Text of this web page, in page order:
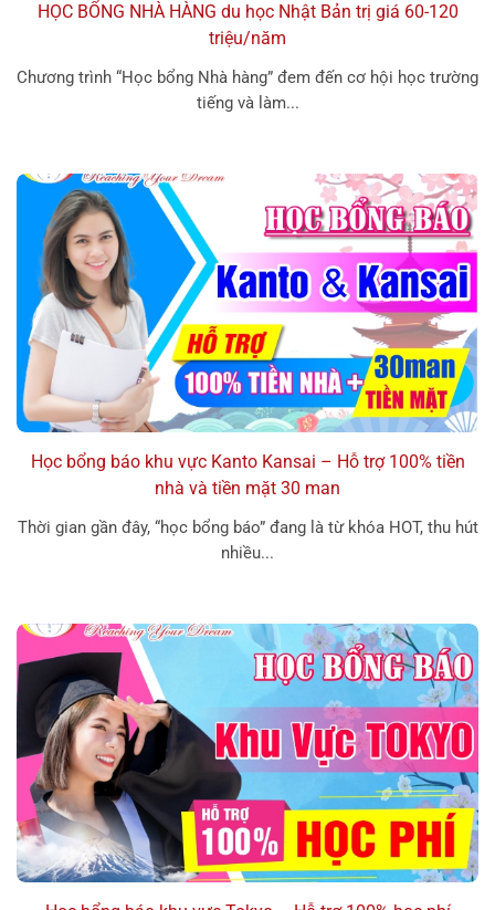
HỌC BỔNG NHÀ HÀNG du học Nhật Bản trị giá 60-120
triệu/năm
Chương trình “Học bổng Nhà hàng” đem đến cơ hội học trường
tiếng và làm...
Học bổng báo khu vực Kanto Kansai – Hỗ trợ 100% tiền
nhà và tiền mặt 30 man
Thời gian gần đây, “học bổng báo” đang là từ khóa HOT, thu hút
nhiều...